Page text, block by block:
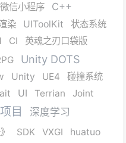
微信小程序
C++
染 UIToolKit
状态系统
CI
英魂之刃口袋版
Unity DOTS
Unity UE4
碰撞系统
UI Terrian
Joint
目 深度学习
SDK VXGI huatuo